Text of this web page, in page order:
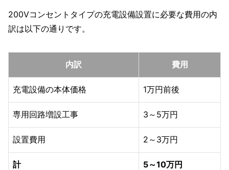
200Vコンセントタイプの充電設備設置に必要な費用の内
訳は以下の通りです。
内訳 費用
充電設備の本体価格 1万円前後
専用回路増設工事 3～5万円
設置費用 2～3万円
計 5～10万円